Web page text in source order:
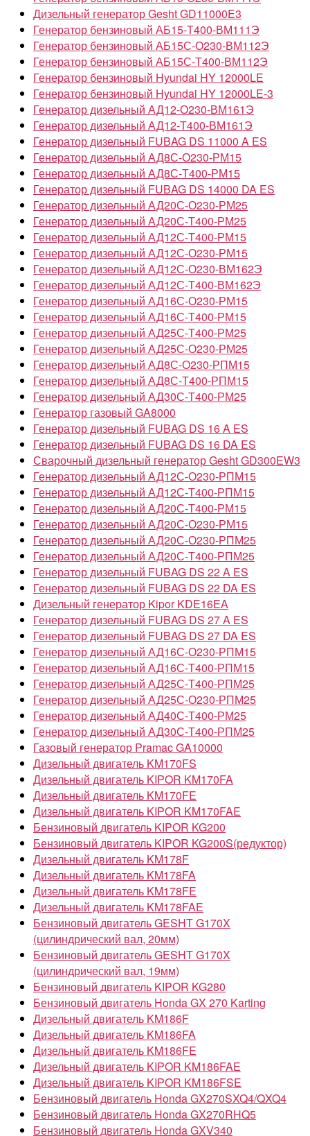
Дизельный генератор Gesht GD11000E3
Генератор бензиновый АБ15-Т400-ВМ111Э
Генератор бензиновый АБ15С-О230-ВМ112Э
Генератор бензиновый АБ15С-Т400-ВМ112Э
Генератор бензиновый Hyundai HY 12000LE
Генератор бензиновый Hyundai HY 12000LE-3
Генератор дизельный АД12-О230-ВМ161Э
Генератор дизельный АД12-Т400-ВМ161Э
Генератор дизельный FUBAG DS 11000 A ES
Генератор дизельный АД8С-О230-РМ15
Генератор дизельный АД8С-Т400-РМ15
Генератор дизельный FUBAG DS 14000 DA ES
Генератор дизельный АД20С-О230-РМ25
Генератор дизельный АД20С-Т400-РМ25
Генератор дизельный АД12С-Т400-РМ15
Генератор дизельный АД12С-О230-РМ15
Генератор дизельный АД12С-О230-ВМ162Э
Генератор дизельный АД12С-Т400-ВМ162Э
Генератор дизельный АД16С-О230-РМ15
Генератор дизельный АД16С-Т400-РМ15
Генератор дизельный АД25С-Т400-РМ25
Генератор дизельный АД25С-О230-РМ25
Генератор дизельный АД8С-О230-РПМ15
Генератор дизельный АД8С-Т400-РПМ15
Генератор дизельный АД30С-Т400-РМ25
Генератор газовый GA8000
Генератор дизельный FUBAG DS 16 A ES
Генератор дизельный FUBAG DS 16 DA ES
Сварочный дизельный генератор Gesht GD300EW3
Генератор дизельный АД12С-О230-РПМ15
Генератор дизельный АД12С-Т400-РПМ15
Генератор дизельный АД20С-Т400-РМ15
Генератор дизельный АД20С-О230-РМ15
Генератор дизельный АД20С-О230-РПМ25
Генератор дизельный АД20С-Т400-РПМ25
Генератор дизельный FUBAG DS 22 A ES
Генератор дизельный FUBAG DS 22 DA ES
Дизельный генератор Kipor KDE16EA
Генератор дизельный FUBAG DS 27 A ES
Генератор дизельный FUBAG DS 27 DA ES
Генератор дизельный АД16С-О230-РПМ15
Генератор дизельный АД16С-Т400-РПМ15
Генератор дизельный АД25С-Т400-РПМ25
Генератор дизельный АД25С-О230-РПМ25
Генератор дизельный АД40С-Т400-РМ25
Генератор дизельный АД30С-Т400-РПМ25
Газовый генератор Pramac GA10000
Дизельный двигатель KM170FS
Дизельный двигатель KIPOR KM170FA
Дизельный двигатель KM170FE
Дизельный двигатель KIPOR KM170FAE
Бензиновый двигатель KIPOR KG200
Бензиновый двигатель KIPOR KG200S(редуктор)
Дизельный двигатель KM178F
Дизельный двигатель KM178FA
Дизельный двигатель KM178FE
Дизельный двигатель KM178FAE
Бензиновый двигатель GESHT G170X
(цилиндрический вал, 20мм)
Бензиновый двигатель GESHT G170X
(цилиндрический вал, 19мм)
Бензиновый двигатель KIPOR KG280
Бензиновый двигатель Honda GX 270 Karting
Дизельный двигатель KM186F
Дизельный двигатель KM186FA
Дизельный двигатель KM186FE
Дизельный двигатель KIPOR KM186FAE
Дизельный двигатель KIPOR KM186FSE
Бензиновый двигатель Honda GX270SXQ4/QXQ4
Бензиновый двигатель Honda GX270RHQ5
Бензиновый двигатель Honda GXV340